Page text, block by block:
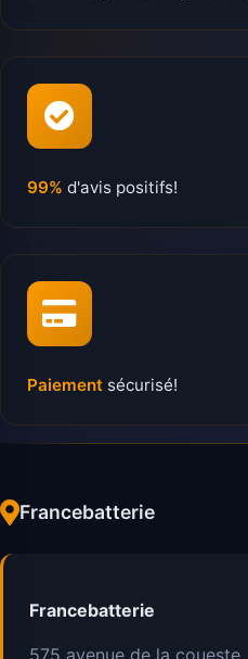
99% d'avis positifs!
Paiement sécurisé!
Francebatterie
Francebatterie
575 avenue de la coueste